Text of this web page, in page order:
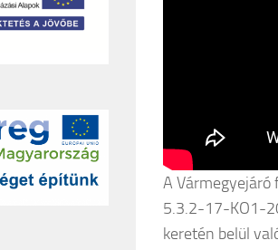
A
5.3.2-17-KO1-
keretén belül